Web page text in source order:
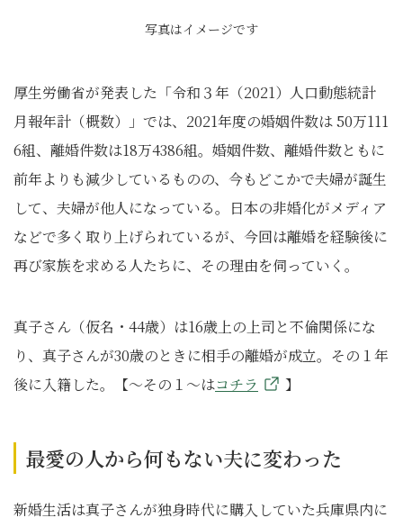
写真はイメージです
厚生労働省が発表した「令和３年（2021）人口動態統計
月報年計（概数）」では、2021年度の婚姻件数は 50万111
6組、離婚件数は18万4386組。婚姻件数、離婚件数ともに
前年よりも減少しているものの、今もどこかで夫婦が誕生
して、夫婦が他人になっている。日本の非婚化がメディア
などで多く取り上げられているが、今回は離婚を経験後に
再び家族を求める人たちに、その理由を伺っていく。
真子さん（仮名・44歳）は16歳上の上司と不倫関係にな
り、真子さんが30歳のときに相手の離婚が成立。その１年
後に入籍した。【～その１～はコチラ 】
最愛の人から何もない夫に変わった
新婚生活は真子さんが独身時代に購入していた兵庫県内に